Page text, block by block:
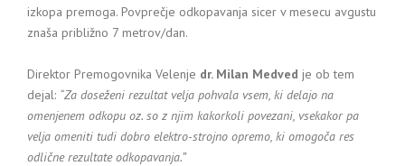
izkopa premoga. Povprečje odkopavanja sicer v mesecu avgustu
znaša približno 7 metrov/dan.
Direktor Premogovnika Velenje dr. Milan Medved je ob tem
dejal: “Za doseženi rezultat velja pohvala vsem, ki delajo na
omenjenem odkopu oz. so z njim kakorkoli povezani, vsekakor pa
velja omeniti tudi dobro elektro-strojno opremo, ki omogoča res
odlične rezultate odkopavanja.”